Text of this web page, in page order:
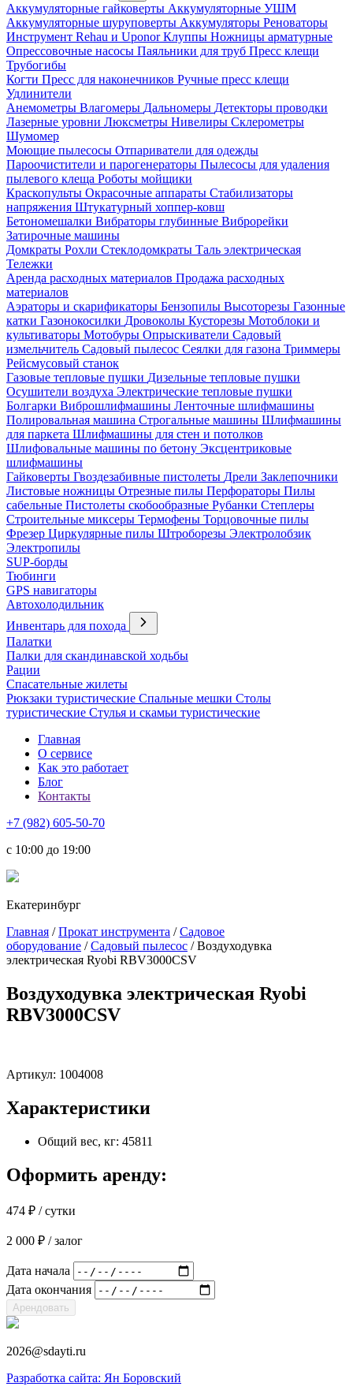
Аккумуляторные гайковерты Аккумуляторные УШМ
Аккумуляторные шуруповерты Аккумуляторы Реноваторы
Инструмент Rehau и UponorКлуппы Ножницы арматурные
Опрессовочные насосы Паяльники для труб Пресс клещи
Трубогибы
Когти Пресс для наконечников Ручные пресс клещи
Удлинители
Анемометры Влагомеры Дальномеры Детекторы проводки
Лазерные уровни Люксметры Нивелиры Склерометры
Шумомер
Моющие пылесосы Отпариватели для одежды
Пароочистители и парогенераторы Пылесосы для удаления
пылевого клеща Роботы мойщики
Краскопульты Окрасочные аппараты Стабилизаторы
напряжения Штукатурный хоппер-ковш
Бетономешалки Вибраторы глубинные Виброрейки
Затирочные машины
Домкраты Рохли Стеклодомкраты Таль электрическая
Тележки
Аренда расходных материалов Продажа расходных
материалов
Аэраторы и скарификаторы Бензопилы Высоторезы Газонные
катки Газонокосилки Дровоколы Кусторезы Мотоблоки и
культиваторы Мотобуры Опрыскиватели Садовый
измельчитель Садовый пылесос Сеялки для газона Триммеры
Рейсмусовый станок
Газовые тепловые пушки Дизельные тепловые пушки
Осушители воздуха Электрические тепловые пушки
Болгарки Виброшлифмашины Ленточные шлифмашины
Полировальная машина Строгальные машины Шлифмашины
для паркета Шлифмашины для стен и потолков
Шлифовальные машины по бетону Эксцентриковые
шлифмашины
Гайковерты Гвоздезабивные пистолеты Дрели Заклепочники
Листовые ножницы Отрезные пилы Перфораторы Пилы
сабельные Пистолеты скобообразные Рубанки Степлеры
Строительные миксеры Термофены Торцовочные пилы
Фрезер Циркулярные пилы Штроборезы Электролобзик
Электропилы
SUP-борды
Тюбинги
GPS навигаторы
Автохолодильник
Инвентарь для похода
Палатки
Палки для скандинавской ходьбы
Рации
Спасательные жилеты
Рюкзаки туристические Спальные мешки Столы
туристические Стулья и скамьи туристические
Главная
О сервисе
Как это работает
Блог
Контакты
+7 (982) 605-50-70
c 10:00 до 19:00
Екатеринбург
Главная /Прокат инструмента /Садовое
оборудование /Садовый пылесос / Воздуходувка
электрическая Ryobi RBV3000CSV
Воздуходувка электрическая Ryobi
RBV3000CSV
Артикул: 1004008
Характеристики
Общий вес, кг: 45811
Оформить аренду:
474 ₽ / сутки
2 000 ₽ / залог
Дата начала
Дата окончания
Арендовать
2026@sdayti.ru
Разработка сайта: Ян Боровский